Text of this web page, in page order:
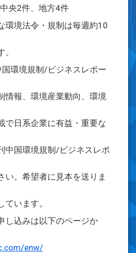
央2件、地方4件
環境法令・規制は毎週約10
環境規制/ビジネスレポー
情報、環境産業動向、環境
で日系企業に有益・重要な
中国環境規制/ビジネスレポ
い。希望者に見本を送りま
ています。
し込みは以下のページか
enw/